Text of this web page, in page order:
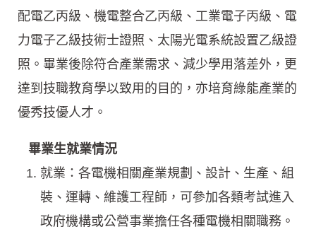
配電乙丙級、機電整合乙丙級、工業電子丙級、電
力電子乙級技術士證照、太陽光電系統設置乙級證
照。畢業後除符合產業需求、減少學用落差外，更
達到技職教育學以致用的目的，亦培育綠能產業的
優秀技優人才。
畢業生就業情況
就業：各電機相關產業規劃、設計、生產、組
裝、運轉、維護工程師，可參加各類考試進入
政府機構或公營事業擔任各種電機相關職務。